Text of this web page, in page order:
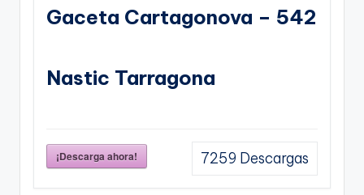
Gaceta Cartagonova – 542
Nastic Tarragona
¡Descarga ahora! 7259 Descargas